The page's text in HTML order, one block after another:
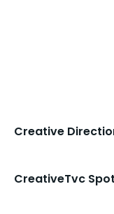
Creative
CreativeTvc